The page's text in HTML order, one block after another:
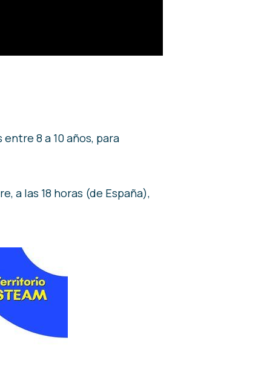
8 a 10 años, para
a las 18 horas (de España),